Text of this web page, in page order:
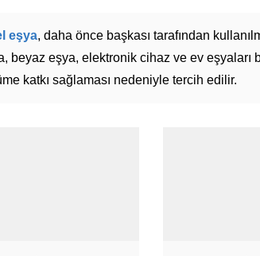
eşya, daha önce başkası tarafından
beyaz eşya, elektronik cihaz ve ev eşyaları
katkı sağlaması nedeniyle tercih edilir.